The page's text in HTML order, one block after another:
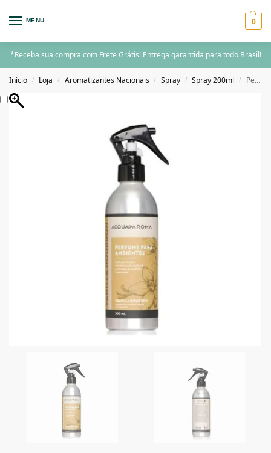
MENU 0
*Receba sua compra com Frete Grátis! Entrega garantida para todo Brasil!
Início / Loja / Aromatizantes Nacionais / Spray / Spray 200ml / Perfume para Ambientes Acqua Aroma 200ml Vanilla Bourbon